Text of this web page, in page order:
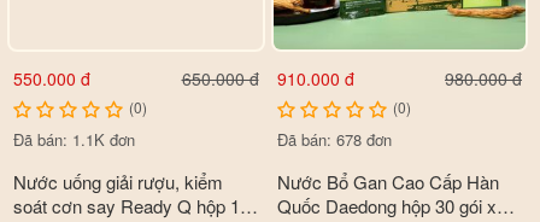
550.000 đ 650.000 đ
(0)
Đã bán: 1.1K đơn
Nước uống giải rượu, kiểm
soát cơn say Ready Q hộp 10
910.000 đ 980.000 đ
(0)
Đã bán: 678 đơn
Nước Bổ Gan Cao Cấp Hàn
Quốc Daedong hộp 30 gói x